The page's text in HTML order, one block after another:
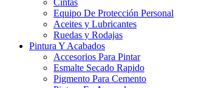
Cintas
Equipo De Protección Personal
Aceites y Lubricantes
Ruedas y Rodajas
Pintura Y Acabados
Accesorios Para Pintar
Esmalte Secado Rapido
Pigmento Para Cemento